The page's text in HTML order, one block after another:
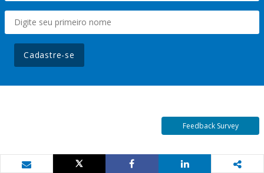
Cadastre-se
Feedback Survey